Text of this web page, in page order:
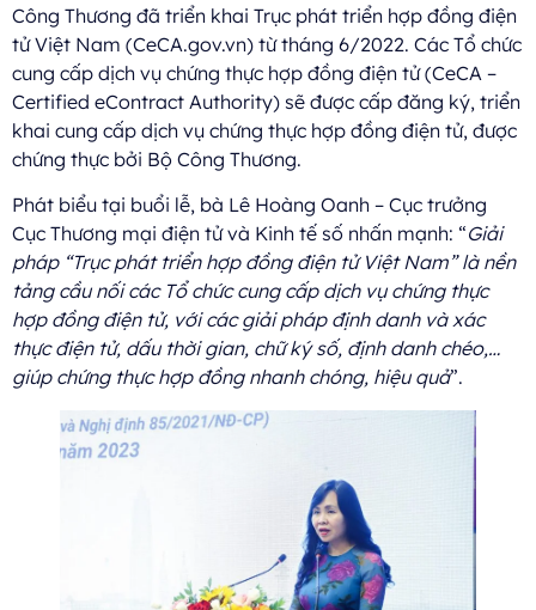
Công Thương đã triển khai Trục phát triển hợp đồng điện
tử Việt Nam (CeCA.gov.vn) từ tháng 6/2022. Các Tổ chức
cung cấp dịch vụ chứng thực hợp đồng điện tử (CeCA –
Certified eContract Authority) sẽ được cấp đăng ký, triển
khai cung cấp dịch vụ chứng thực hợp đồng điện tử, được
chứng thực bởi Bộ Công Thương.
Phát biểu tại buổi lễ, bà Lê Hoàng Oanh – Cục trưởng
Cục Thương mại điện tử và Kinh tế số nhấn mạnh: “Giải
pháp “Trục phát triển hợp đồng điện tử Việt Nam” là nền
tảng cầu nối các Tổ chức cung cấp dịch vụ chứng thực
hợp đồng điện tử, với các giải pháp định danh và xác
thực điện tử, dấu thời gian, chữ ký số, định danh chéo,…
giúp chứng thực hợp đồng nhanh chóng, hiệu quả”.